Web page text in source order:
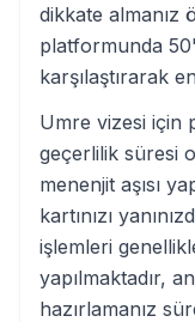
dikkate almanız
platformunda
karşılaştırarak
Umre vizesi için
geçerlilik süresi
menenjit aşısı
kartınızı
işlemleri
yapılmaktadır,
hazırlamanız